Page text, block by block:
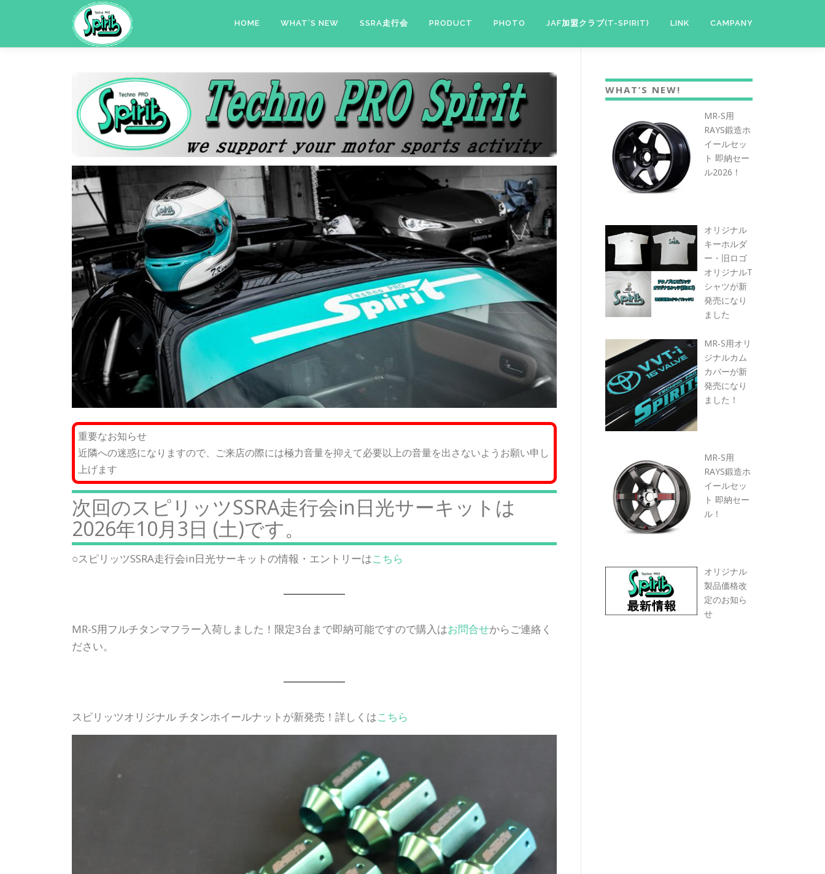
ン
HOME WHAT’S NEW SSRA走行会 PRODUCT PHOTO JAF加盟クラブ(T-SPIRIT) LINK CAMPANY
重要なお知らせ
近隣への迷惑になりますので、ご来店の際には極力音量を抑えて必要以上の音量を出さないようお願い申し
上げます
次回のスピリッツSSRA走行会in日光サーキットは
2026年10月3日 (土)です。
○スピリッツSSRA走行会in日光サーキットの情報・エントリーはこちら
MR-S用フルチタンマフラー入荷しました！限定3台まで即納可能ですので購入はお問合せからご連絡く
ださい。
スピリッツオリジナル チタンホイールナットが新発売！詳しくはこちら
WHAT’S NEW!
MR-S用
RAYS鍛造ホ
イールセッ
ト 即納セー
ル2026！
オリジナル
キーホルダ
ー・旧ロゴ
オリジナルT
シャツが新
発売になり
ました
MR-S用オリ
ジナルカム
カバーが新
発売になり
ました！
MR-S用
RAYS鍛造ホ
イールセッ
ト 即納セー
ル！
オリジナル
製品価格改
定のお知ら
せ